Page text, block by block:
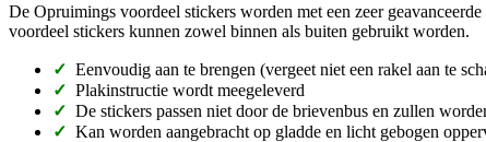
De Opruimings voordeel stickers worden met een zeer
voordeel stickers kunnen zowel binnen als buiten gebruikt worden.
✓ Eenvoudig aan te brengen (vergeet niet een rakel aan te
✓ Plakinstructie wordt meegeleverd
✓ De stickers passen niet door de brievenbus en zullen
✓ Kan worden aangebracht op gladde en licht gebogen